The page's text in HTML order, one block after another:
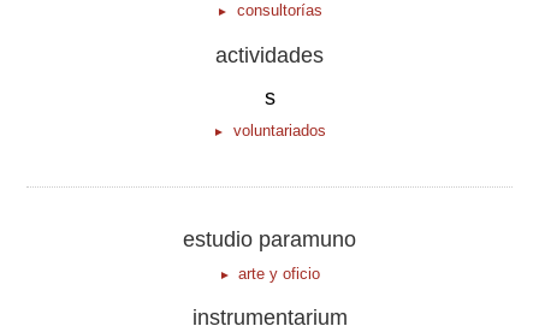
consultorías
actividades
s
voluntariados
estudio paramuno
arte y oficio
instrumentarium